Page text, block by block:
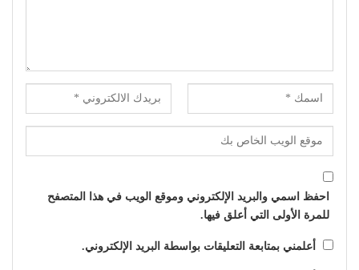
احفظ اسمي والبريد الإلكتروني وموقع الويب في هذا المتصفح
للمرة الأولى التي أعلق فيها.
أعلمني بمتابعة التعليقات بواسطة البريد الإلكتروني.